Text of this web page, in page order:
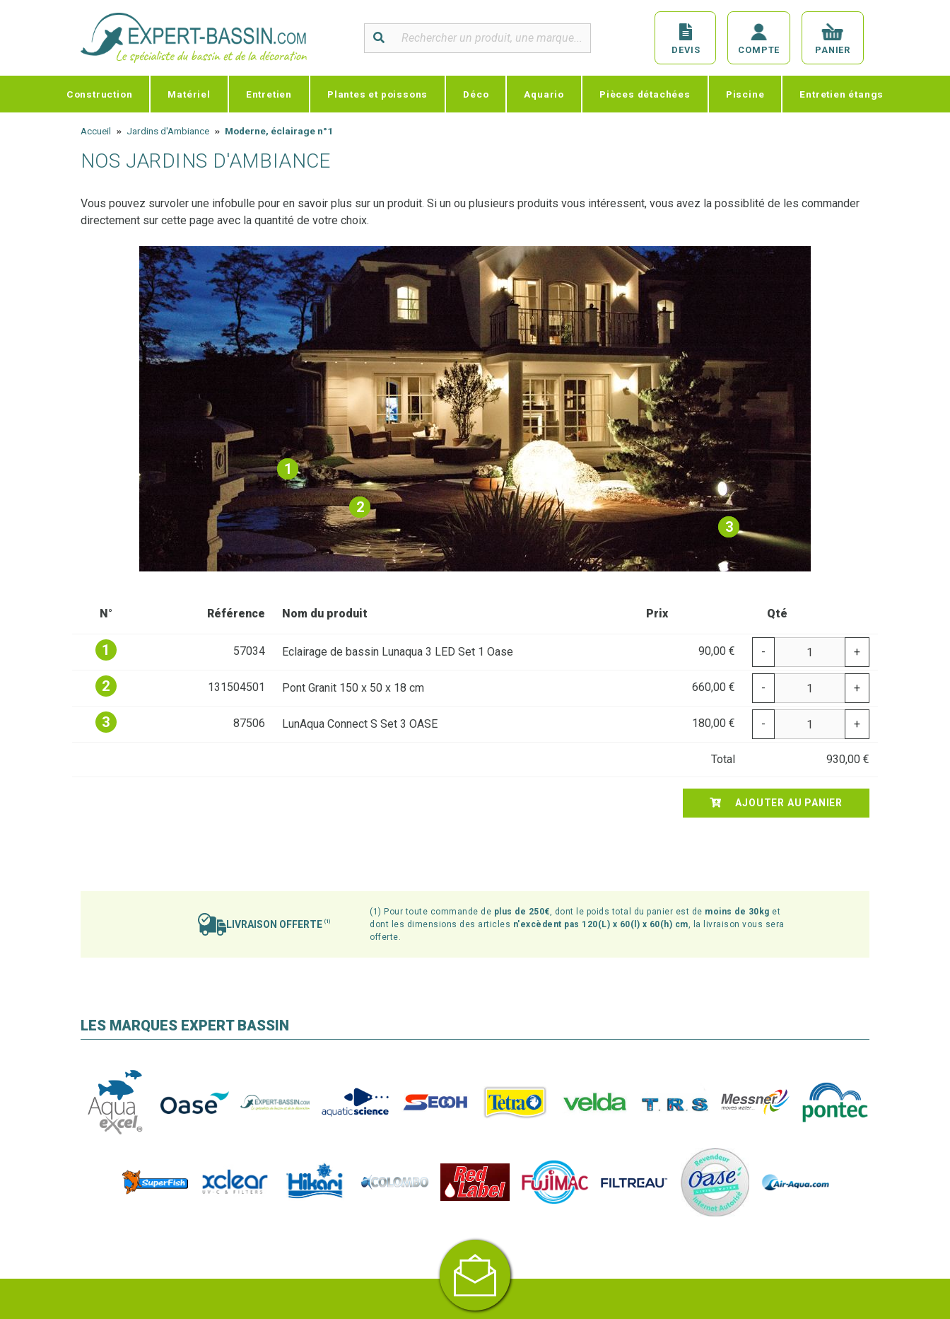
DEVIS COMPTE PANIER
Construction Matériel Entretien Plantes et poissons Déco Aquario Pièces détachées Piscine Entretien étangs
Accueil Jardins d'Ambiance Moderne, éclairage n°1
NOS JARDINS D'AMBIANCE
Vous pouvez survoler une infobulle pour en savoir plus sur un produit. Si un ou plusieurs produits vous intéressent, vous avez la possiblité de les commander
directement sur cette page avec la quantité de votre choix.
1
2
3
N° Référence Nom du produit Prix Qté
1 57034 Eclairage de bassin Lunaqua 3 LED Set 1 Oase 90,00 € - +
2 131504501 Pont Granit 150 x 50 x 18 cm 660,00 € - +
3 87506 LunAqua Connect S Set 3 OASE 180,00 € - +
Total 930,00 €
AJOUTER AU PANIER
LIVRAISON OFFERTE(1)
(1) Pour toute commande de plus de 250€, dont le poids total du panier est de moins de 30kg et
dont les dimensions des articles n'excèdent pas 120(L) x 60(l) x 60(h) cm, la livraison vous sera
offerte.
LES MARQUES EXPERT BASSIN